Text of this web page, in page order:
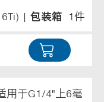
包装箱 1件
用于G1/4"上6毫